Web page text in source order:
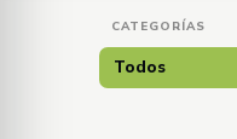
CATEGORÍAS
Todos